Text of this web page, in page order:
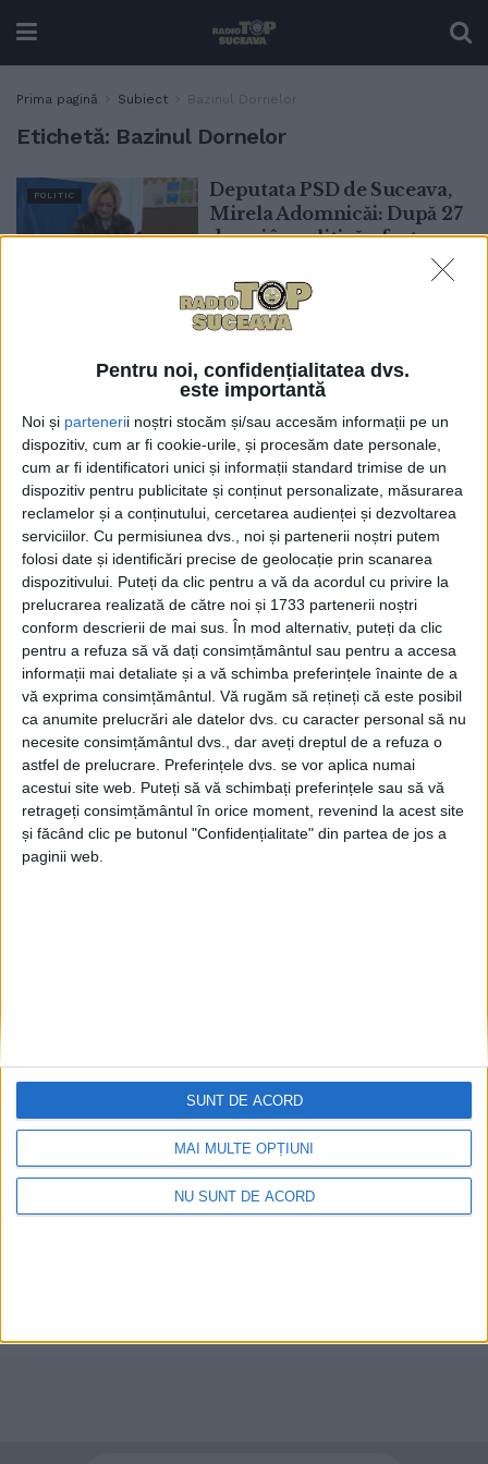
Pentru noi, confidențialitatea dvs.
este importantă
Noi și partenerii noștri stocăm și/sau accesăm informații pe un
dispozitiv, cum ar fi cookie-urile, și procesăm date personale,
cum ar fi identificatori unici și informații standard trimise de un
dispozitiv pentru publicitate și conținut personalizate, măsurarea
reclamelor și a conținutului, cercetarea audienței și dezvoltarea
serviciilor. Cu permisiunea dvs., noi și partenerii noștri putem
folosi date și identificări precise de geolocație prin scanarea
dispozitivului. Puteți da clic pentru a vă da acordul cu privire la
prelucrarea realizată de către noi și 1733 partenerii noștri
conform descrierii de mai sus. În mod alternativ, puteți da clic
pentru a refuza să vă dați consimțământul sau pentru a accesa
informații mai detaliate și a vă schimba preferințele înainte de a
vă exprima consimțământul. Vă rugăm să rețineți că este posibil
ca anumite prelucrări ale datelor dvs. cu caracter personal să nu
necesite consimțământul dvs., dar aveți dreptul de a refuza o
astfel de prelucrare. Preferințele dvs. se vor aplica numai
acestui site web. Puteți să vă schimbați preferințele sau să vă
retrageți consimțământul în orice moment, revenind la acest site
și făcând clic pe butonul "Confidențialitate" din partea de jos a
paginii web.
MAI MULTE OPȚIUNI
NU SUNT DE ACORD
SUNT DE ACORD
Prima pagină Subiect Bazinul Dornelor
Etichetă: Bazinul Dornelor
POLITIC
Deputata PSD de Suceava,
Mirela Adomnicăi: După 27
de ani în politică a fost ceva
ce n-am mai întîlnit absolut
niciodată. Acum au votat
tineri care s-au născut în
Uniunea Europeană. E un
început radical de
schimbare
Școlile din Bazinul
Dornelor ”oferă condiții
foarte bune”. Angelica
Fădor: Primăria Vatra
Dornei a dat o atenție
aparte unităților de
învățămînt
18 SEPTEMBRIE, 2024
EDUCAȚIE
Studente de la Șiințele
Educației, în practică în
Bazinul Dornelor. Conf.
univ. dr. Otilia Clipa: Dacă
ar primi repartiție, de
exemplu, la Poiana Stampei,
nu s-ar supăra. Dimpotrivă,
ar fi foarte încîntate să fie
profesori foarte bine
formați”
24 DECEMBRIE, 2022
ACTUALITATE
Ariciuc: Urșii au băgat
spaima în oamenii din
Bazinul Dornelor